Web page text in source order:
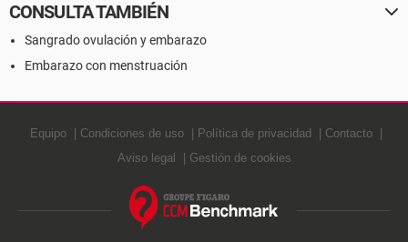
CONSULTA TAMBIÉN
Sangrado ovulación y embarazo
Embarazo con menstruación
Equipo Condiciones de uso Política de privacidad
Contacto
Aviso legal
Gestión de cookies